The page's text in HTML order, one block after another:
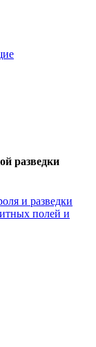
разведки
и разведки
полей и